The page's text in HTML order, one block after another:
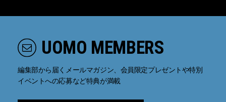
UOMO MEMBERS
編集部から届くメールマガジン、会員限定プレゼントや特別
イベントへの応募など特典が満載